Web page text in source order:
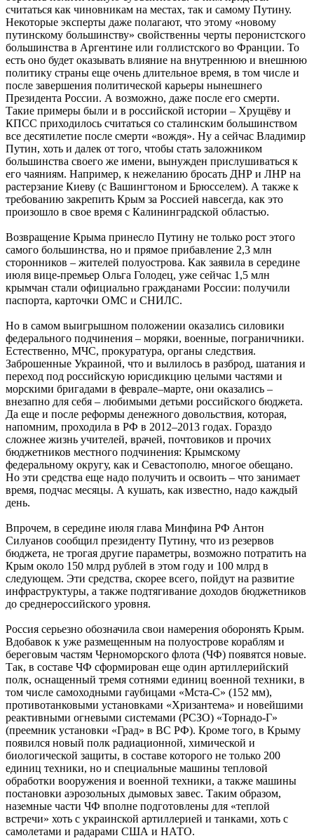
считаться как чиновникам на местах, так и самому Путину.
Некоторые эксперты даже полагают, что этому «новому
путинскому большинству» свойственны черты перонистского
большинства в Аргентине или голлистского во Франции. То
есть оно будет оказывать влияние на внутреннюю и внешнюю
политику страны еще очень длительное время, в том числе и
после завершения политической карьеры нынешнего
Президента России. А возможно, даже после его смерти.
Такие примеры были и в российской истории – Хрущёву и
КПСС приходилось считаться со сталинским большинством
все десятилетие после смерти «вождя». Ну а сейчас Владимир
Путин, хоть и далек от того, чтобы стать заложником
большинства своего же имени, вынужден прислушиваться к
его чаяниям. Например, к нежеланию бросать ДНР и ЛНР на
растерзание Киеву (с Вашингтоном и Брюсселем). А также к
требованию закрепить Крым за Россией навсегда, как это
произошло в свое время с Калининградской областью.
Возвращение Крыма принесло Путину не только рост этого
самого большинства, но и прямое прибавление 2,3 млн
сторонников – жителей полуострова. Как заявила в середине
июля вице-премьер Ольга Голодец, уже сейчас 1,5 млн
крымчан стали официально гражданами России: получили
паспорта, карточки ОМС и СНИЛС.
Но в самом выигрышном положении оказались силовики
федерального подчинения – моряки, военные, пограничники.
Естественно, МЧС, прокуратура, органы следствия.
Заброшенные Украиной, что и вылилось в разброд, шатания и
переход под российскую юрисдикцию целыми частями и
морскими бригадами в феврале–марте, они оказались –
внезапно для себя – любимыми детьми российского бюджета.
Да еще и после реформы денежного довольствия, которая,
напомним, проходила в РФ в 2012–2013 годах. Гораздо
сложнее жизнь учителей, врачей, почтовиков и прочих
бюджетников местного подчинения: Крымскому
федеральному округу, как и Севастополю, многое обещано.
Но эти средства еще надо получить и освоить – что занимает
время, подчас месяцы. А кушать, как известно, надо каждый
день.
Впрочем, в середине июля глава Минфина РФ Антон
Силуанов сообщил президенту Путину, что из резервов
бюджета, не трогая другие параметры, возможно потратить на
Крым около 150 млрд рублей в этом году и 100 млрд в
следующем. Эти средства, скорее всего, пойдут на развитие
инфраструктуры, а также подтягивание доходов бюджетников
до среднероссийского уровня.
Россия серьезно обозначила свои намерения оборонять Крым.
Вдобавок к уже размещенным на полуострове кораблям и
береговым частям Черноморского флота (ЧФ) появятся новые.
Так, в составе ЧФ сформирован еще один артиллерийский
полк, оснащенный тремя сотнями единиц военной техники, в
том числе самоходными гаубицами «Мста-С» (152 мм),
противотанковыми установками «Хризантема» и новейшими
реактивными огневыми системами (РСЗО) «Торнадо-Г»
(преемник установки «Град» в ВС РФ). Кроме того, в Крыму
появился новый полк радиационной, химической и
биологической защиты, в составе которого не только 200
единиц техники, но и специальные машины тепловой
обработки вооружения и военной техники, а также машины
постановки аэрозольных дымовых завес. Таким образом,
наземные части ЧФ вполне подготовлены для «теплой
встречи» хоть с украинской артиллерией и танками, хоть с
самолетами и радарами США и НАТО.